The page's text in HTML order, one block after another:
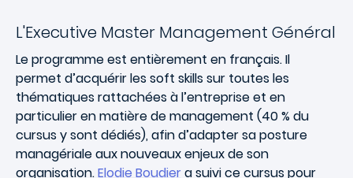
L'Executive Master Management Général
Le programme est entièrement en français. Il
permet d’acquérir les soft skills sur toutes les
thématiques rattachées à l’entreprise et en
particulier en matière de management (40 % du
cursus y sont dédiés), afin d’adapter sa posture
managériale aux nouveaux enjeux de son
organisation.Elodie Boudiera suivi ce cursus pour